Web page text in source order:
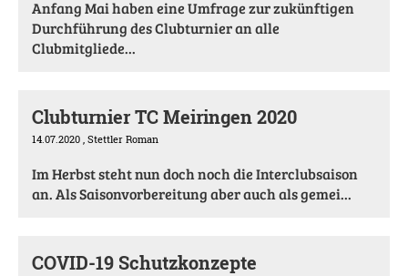
Anfang Mai haben eine Umfrage zur zukünftigen
Durchführung des Clubturnier an alle
Clubmitgliede...
Clubturnier TC Meiringen 2020
14.07.2020 , Stettler Roman
Im Herbst steht nun doch noch die Interclubsaison
an. Als Saisonvorbereitung aber auch als gemei...
COVID-19 Schutzkonzepte